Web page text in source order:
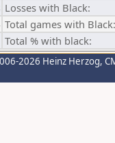
Losses with Black:
Total games with Black:
Total % with black:
2026 Heinz Herzog,